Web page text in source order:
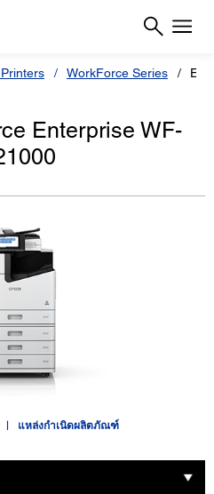
WorkForce Series
Enterprise WF-
แหล่งกำเนิดผลิตภัณฑ์